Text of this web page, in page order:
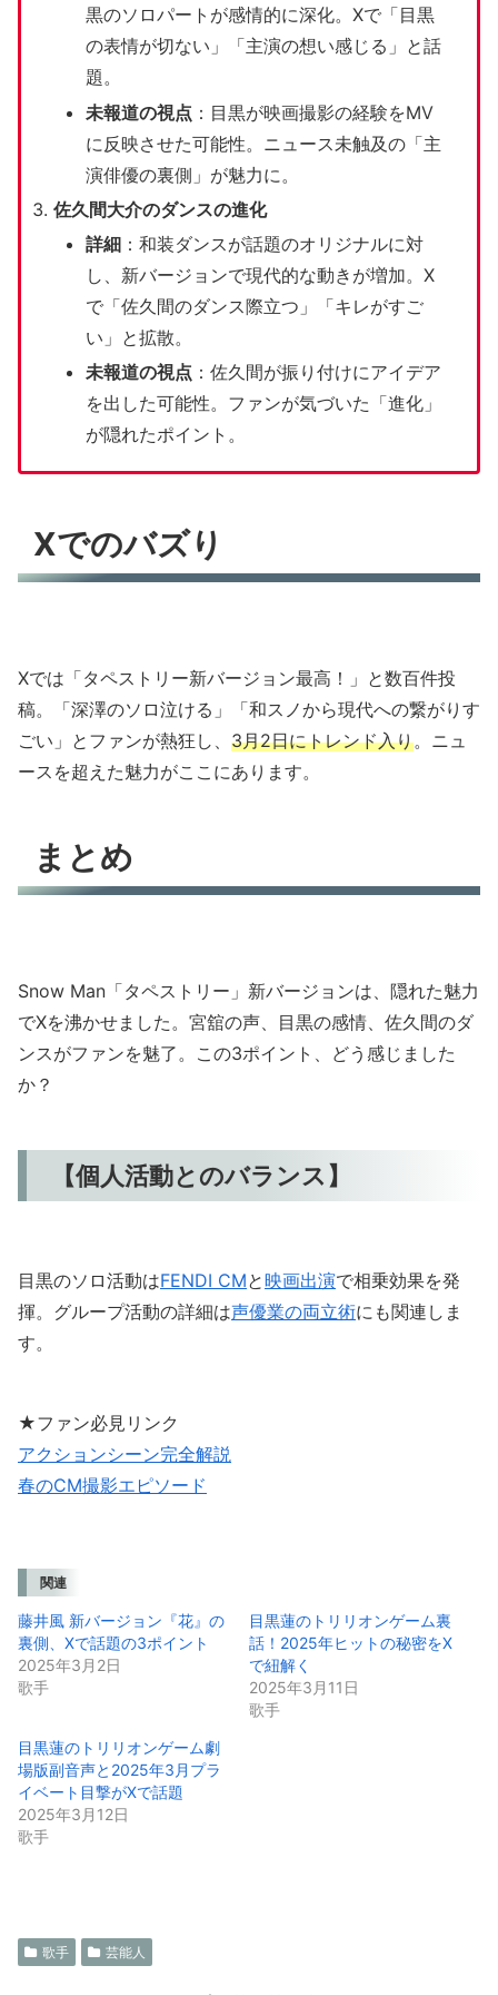
黒のソロパートが感情的に深化。Xで「目黒
の表情が切ない」「主演の想い感じる」と話
題。
未報道の視点 ：目黒が映画撮影の経験をMV
に反映させた可能性。ニュース未触及の「主
演俳優の裏側」が魅力に。
佐久間大介のダンスの進化
詳細 ：和装ダンスが話題のオリジナルに対
し、新バージョンで現代的な動きが増加。X
で「佐久間のダンス際立つ」「キレがすご
い」と拡散。
未報道の視点 ：佐久間が振り付けにアイデア
を出した可能性。ファンが気づいた「進化」
が隠れたポイント。
Xでのバズり
Xでは「タペストリー新バージョン最高！」と数百件投
稿。「深澤のソロ泣ける」「和スノから現代への繋がりす
ごい」とファンが熱狂し、 3月2日にトレンド入り。ニュ
ースを超えた魅力がここにあります。
まとめ
Snow Man「タペストリー」新バージョンは、隠れた魅力
でXを沸かせました。宮舘の声、目黒の感情、佐久間のダ
ンスがファンを魅了。この3ポイント、どう感じました
か？
【個人活動とのバランス】
目黒のソロ活動はFENDI CMと映画出演で相乗効果を発
揮。グループ活動の詳細は声優業の両立術にも関連しま
す。
★ファン必見リンク
アクションシーン完全解説
春のCM撮影エピソード
関連
藤井風 新バージョン『花』の
裏側、Xで話題の3ポイント
2025年3月2日
歌手
目黒蓮のトリリオンゲーム裏
話！2025年ヒットの秘密をX
で紐解く
2025年3月11日
歌手
目黒蓮のトリリオンゲーム劇
場版副音声と2025年3月プラ
イベート目撃がXで話題
2025年3月12日
歌手
歌手 芸能人